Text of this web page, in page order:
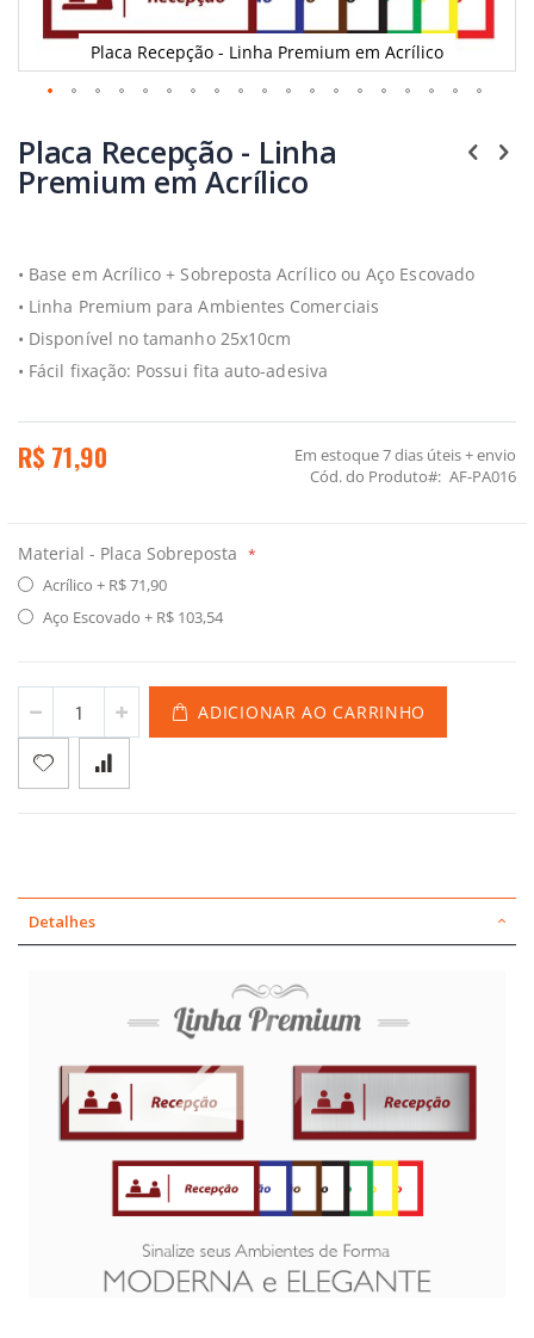
Placa Recepção - Linha Premium em Acrílico
para
o
início
imagens
Placa Recepção - Linha
Premium em Acrílico
• Base em Acrílico + Sobreposta Acrílico ou Aço Escovado
• Linha Premium para Ambientes Comerciais
• Disponível no tamanho 25x10cm
• Fácil fixação: Possui fita auto-adesiva
R$ 71,90 Em estoque7 dias úteis + envio
Cód. do Produto
AF-PA016
Material - Placa Sobreposta
Acrílico + R$ 71,90
Aço Escovado + R$ 103,54
ADICIONAR AO CARRINHO
Detalhes